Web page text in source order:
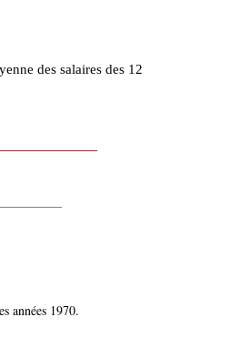
des salaires des 12
années 1970.